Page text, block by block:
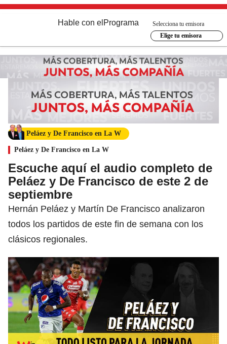
Hable con el Programa
Selecciona tu emisora
Elige tu emisora
Peláez y De Francisco en La W
Peláez y De Francisco en La W
Escuche aquí el audio completo de
Peláez y De Francisco de este 2 de
septiembre
Hernán Peláez y Martín De Francisco analizaron
todos los partidos de este fin de semana con los
clásicos regionales.